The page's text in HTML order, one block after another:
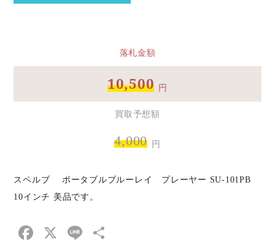
落札金額
10,500 円
買取予想額
4,000 円
スペルブ ポータブルブルーレイ プレーヤー SU-101PB
10インチ 美品です。
Facebook
X Line